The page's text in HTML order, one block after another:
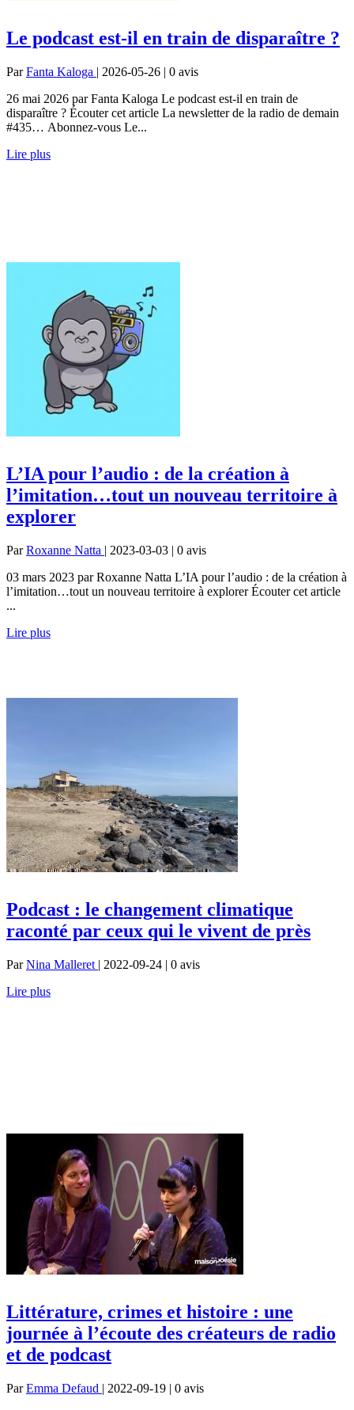
Le podcast est-il en train de disparaître ?
ParFanta Kaloga | 2026-05-26 | 0 avis
26 mai 2026 par Fanta Kaloga Le podcast est-il en train de
disparaître ? Écouter cet article La newsletter de la radio de demain
#435… Abonnez-vous Le...
Lire plus
L’IA pour l’audio : de la création à
l’imitation…tout un nouveau territoire à
explorer
ParRoxanne Natta | 2023-03-03 | 0 avis
03 mars 2023 par Roxanne Natta L’IA pour l’audio : de la création à
l’imitation…tout un nouveau territoire à explorer Écouter cet article
...
Lire plus
Podcast : le changement climatique
raconté par ceux qui le vivent de près
ParNina Malleret | 2022-09-24 | 0 avis
Lire plus
Littérature, crimes et histoire : une
journée à l’écoute des créateurs de radio
et de podcast
ParEmma Defaud | 2022-09-19 | 0 avis